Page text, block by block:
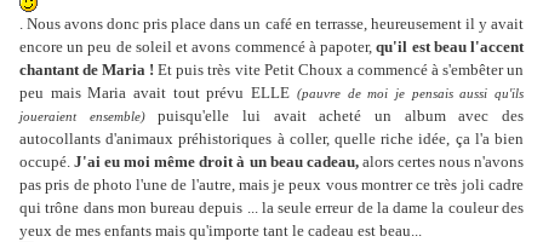
. Nous avons donc pris place dans un café en terrasse, heureusement il y avait
encore un peu de soleil et avons commencé à papoter,qu'il est beau l'accent
chantant de Maria ! Et puis très vite Petit Choux a commencé à s'embêter un
peu mais Maria avait tout prévu ELLE (pauvre de moi je pensais aussi qu'ils
joueraient ensemble)puisqu'elle lui avait acheté un album avec des
autocollants d'animaux préhistoriques à coller, quelle riche idée, ça l'a bien
occupé.J'ai eu moi même droit à un beau cadeau,alors certes nous n'avons
pas pris de photo l'une de l'autre, mais je peux vous montrer ce très joli cadre
qui trône dans mon bureau depuis ... la seule erreur de la dame la couleur des
yeux de mes enfants mais qu'importe tant le cadeau est beau...